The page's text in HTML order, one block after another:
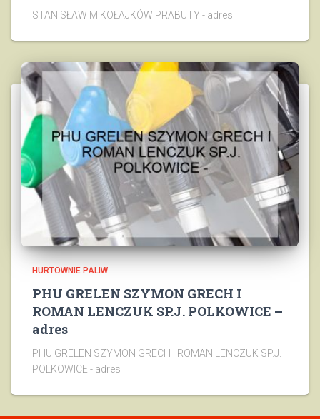
STANISŁAW MIKOŁAJKÓW PRABUTY - adres
HURTOWNIE PALIW
PHU GRELEN SZYMON GRECH I
ROMAN LENCZUK SP.J. POLKOWICE –
adres
PHU GRELEN SZYMON GRECH I ROMAN LENCZUK SP.J.
POLKOWICE - adres